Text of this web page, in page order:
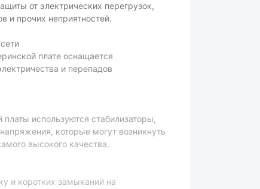
от электрических перегрузок,
и прочих неприятностей.
плате оснащается
и перепадов
используются стабилизаторы,
которые могут возникнуть
высокого качества.
и коротких замыканий на